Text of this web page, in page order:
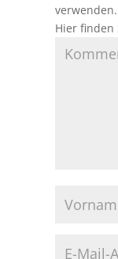
verwenden.
Hier finden